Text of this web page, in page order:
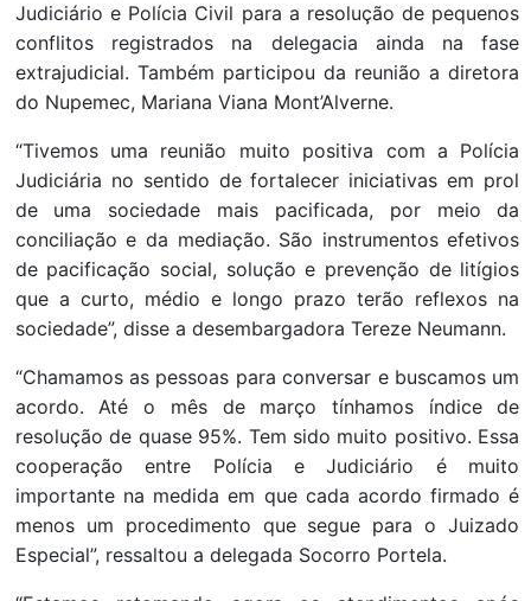
Judiciário e Polícia Civil para a resolução de pequenos
conflitos registrados na delegacia ainda na fase
extrajudicial. Também participou da reunião a diretora
do Nupemec, Mariana Viana Mont’Alverne.
“Tivemos uma reunião muito positiva com a Polícia
Judiciária no sentido de fortalecer iniciativas em prol
de uma sociedade mais pacificada, por meio da
conciliação e da mediação. São instrumentos efetivos
de pacificação social, solução e prevenção de litígios
que a curto, médio e longo prazo terão reflexos na
sociedade”, disse a desembargadora Tereze Neumann.
“Chamamos as pessoas para conversar e buscamos um
acordo. Até o mês de março tínhamos índice de
resolução de quase 95%. Tem sido muito positivo. Essa
cooperação entre Polícia e Judiciário é muito
importante na medida em que cada acordo firmado é
menos um procedimento que segue para o Juizado
Especial”, ressaltou a delegada Socorro Portela.